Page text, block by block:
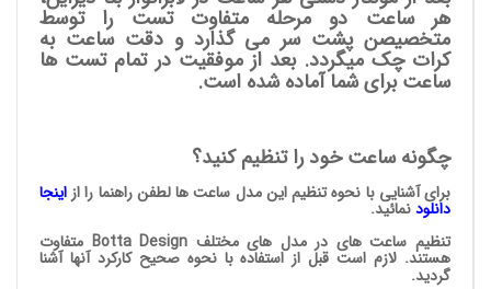
هر ساعت دو مرحله متفاوت تست را توسط
متخصیصن پشت سر می گذارد و دقت ساعت به
کرات چک میگردد. بعد از موفقیت در تمام تست ها
ساعت برای شما آماده شده است.
چگونه ساعت خود را تنظیم کنید؟
برای آشنایی با نحوه تنظیم این مدل ساعت ها لطفن راهنما را از اینجا
دانلودنمائید.
تنظیم ساعت های در مدل های مختلف Botta Design متفاوت
هستند. لازم است قبل از استفاده با نحوه صحیح کارکرد آنها آشنا
گردید.